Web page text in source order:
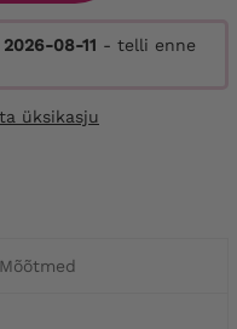
2026-08-11 - telli enne
üksikasju
Mõõtmed